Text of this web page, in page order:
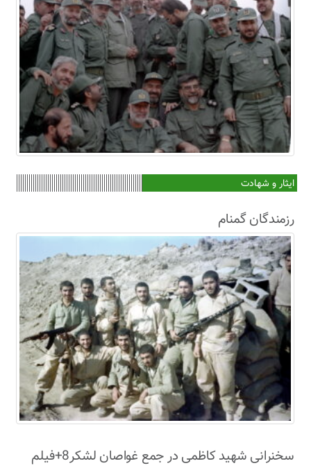
ایثار و شهادت
رزمندگان گمنام
سخنرانی شهید کاظمی در جمع غواصان لشکر8+فیلم